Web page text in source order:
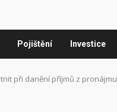
Pojištění Investice
při danění příjmů z pronájmu